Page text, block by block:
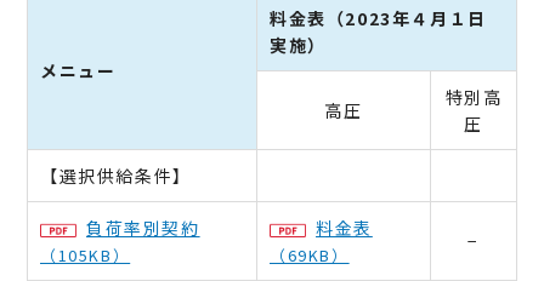
メニュー
料金表（2023年４月１日
実施）
高圧
特別高
圧
【選択供給条件】
負荷率別契約
（105KB）
料金表
（69KB）
−